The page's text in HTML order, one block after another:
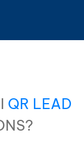
QR LEAD